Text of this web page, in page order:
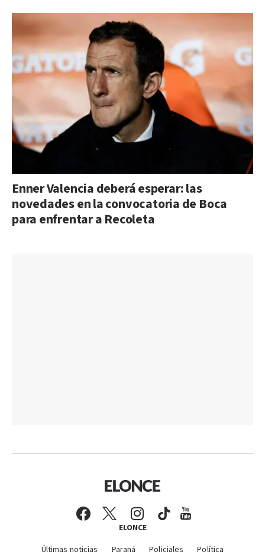
Enner Valencia deberá esperar: las
novedades en la convocatoria de Boca
para enfrentar a Recoleta
ELONCE
Últimas noticias Paraná Policiales Política